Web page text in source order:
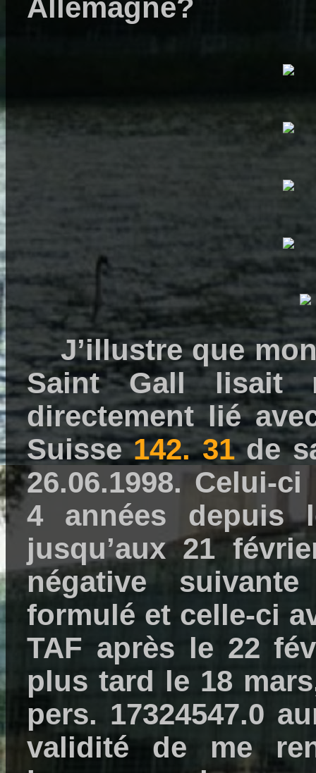
Allemagne?
J’illustre que
Saint Gall lisait
directement lié
Suisse142. 31de
26.06.1998. Celui-
4 années depuis
jusqu’aux 21
négative
formulé et celle-ci
TAF après le 22
plus tard le 18
pers. 17324547.0
validité de me